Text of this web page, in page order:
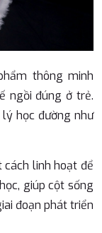
thông minh
ngồi đúng ở trẻ.
học đường như
cách linh hoạt để
giúp cột sống
đoạn phát triển